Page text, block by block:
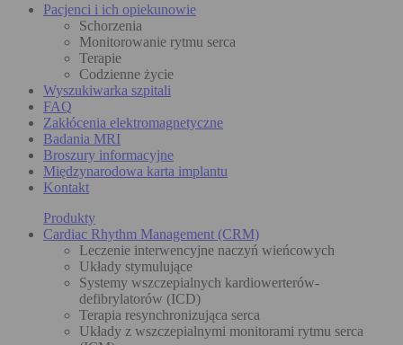
Pacjenci i ich opiekunowie
Schorzenia
Monitorowanie rytmu serca
Terapie
Codzienne życie
Wyszukiwarka szpitali
FAQ
Zakłócenia elektromagnetyczne
Badania MRI
Broszury informacyjne
Międzynarodowa karta implantu
Kontakt
Produkty
Cardiac Rhythm Management (CRM)
Leczenie interwencyjne naczyń wieńcowych
Układy stymulujące
Systemy wszczepialnych kardiowerterów-
defibrylatorów (ICD)
Terapia resynchronizująca serca
Układy z wszczepialnymi monitorami rytmu serca